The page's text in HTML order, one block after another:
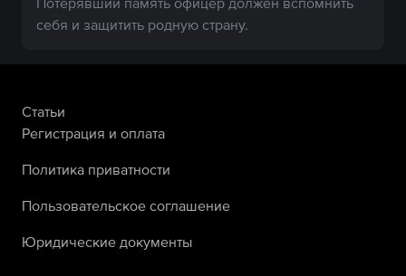
себя и защитить родную страну.
Статьи
Регистрация и оплата
Политика приватности
Пользовательское соглашение
Юридические документы